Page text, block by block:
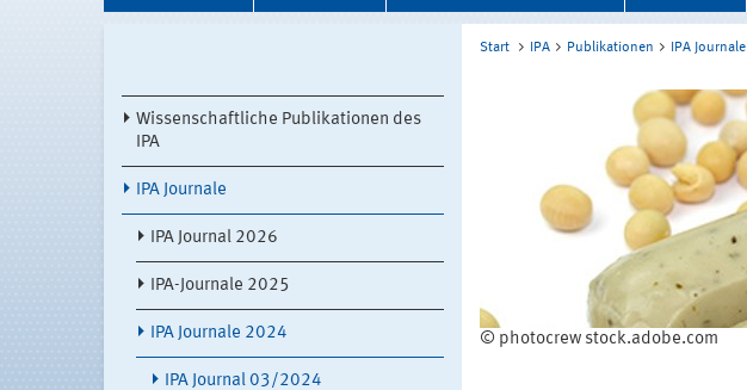
Wissenschaftliche Publikationen des
IPA
IPA Journale
IPA Journal 2026
IPA-Journale 2025
IPA Journale 2024
IPA Journal 03/2024
Start IPA Publikationen IPA Journale
© photocrew stock.adobe.com